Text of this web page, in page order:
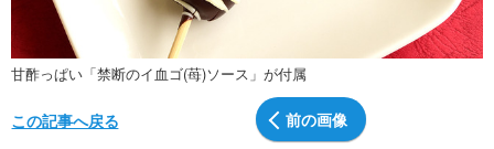
甘酢っぱい「禁断のイ血ゴ(苺)ソース」が付属
前の画像
この記事へ戻る